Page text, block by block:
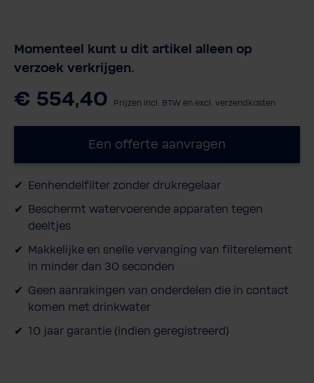
Momenteel kunt u dit artikel alleen op
verzoek verkrijgen.
€ 554,40 Prijzen incl. BTW en excl. verzendkosten
Een offerte aanvragen
Eenhendelfilter zonder drukregelaar
Beschermt watervoerende apparaten tegen
deeltjes
Makkelijke en snelle vervanging van filterelement
in minder dan 30 seconden
Geen aanrakingen van onderdelen die in contact
komen met drinkwater
10 jaar garantie (indien geregistreerd)